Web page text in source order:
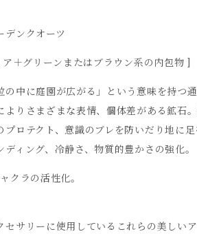
ンクオーツ
＋グリーンまたはブラウン系の内包物 ]
の中に庭園が広がる」という意味を持つ
よりさまざまな表情、個体差がある鉱石
プロテクト、意識のブレを防いだり地に
ディング、冷静さ、物質的豊かさの強化。
クラの活性化。
サリーに使用しているこれらの美しい